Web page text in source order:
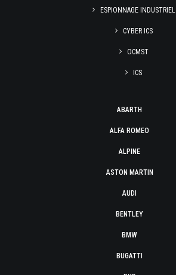
ESPIONNAGE INDUSTRIEL
CYBER ICS
OCMST
ICS
ABARTH
ALFA ROMEO
ALPINE
ASTON MARTIN
AUDI
BENTLEY
BMW
BUGATTI